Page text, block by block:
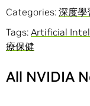
Categories: 深度學
Tags: Artificial
療保健
All NVIDIA